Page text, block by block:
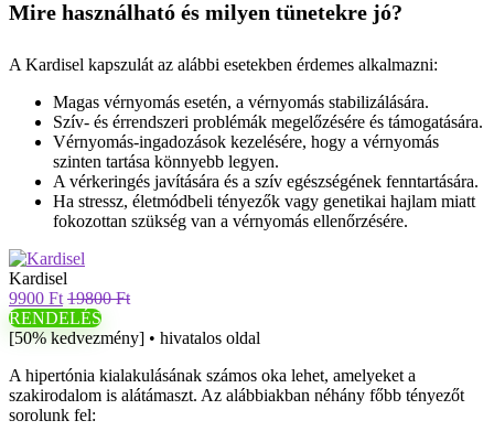
Mire használható és milyen tünetekre jó?
A Kardisel kapszulát az alábbi esetekben érdemes alkalmazni:
Magas vérnyomás esetén, a vérnyomás stabilizálására.
Szív- és érrendszeri problémák megelőzésére és támogatására.
Vérnyomás-ingadozások kezelésére, hogy a vérnyomás
szinten tartása könnyebb legyen.
A vérkeringés javítására és a szív egészségének fenntartására.
Ha stressz, életmódbeli tényezők vagy genetikai hajlam miatt
fokozottan szükség van a vérnyomás ellenőrzésére.
Kardisel
9900 Ft 19800 Ft
RENDELÉS
[50% kedvezmény] • hivatalos oldal
A hipertónia kialakulásának számos oka lehet, amelyeket a
szakirodalom is alátámaszt. Az alábbiakban néhány főbb tényezőt
sorolunk fel: